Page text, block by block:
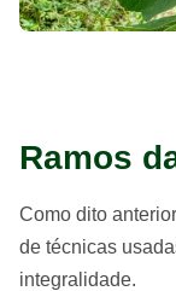
Ramos
Como dito
de técnicas
integralidade.